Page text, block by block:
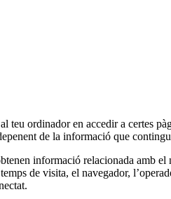
teu ordinador en accedir a certes
de la informació que
informació relacionada amb el
de visita, el navegador,